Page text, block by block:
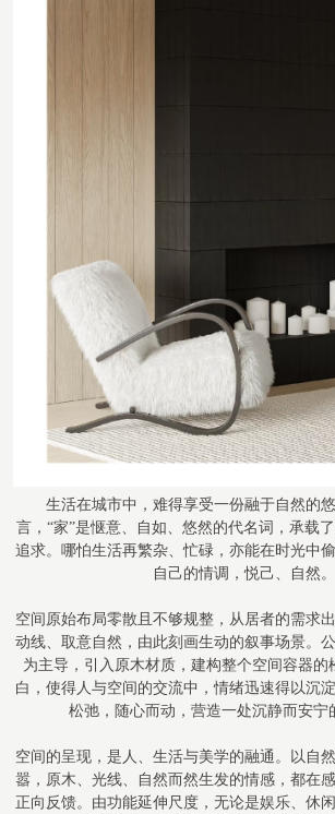
生活在城市中，难得享受一份融于自然的
言， “家”是惬意、自如、悠然的代名词，承载
追求。哪怕生活再繁杂、忙碌，亦能在时光中
自己的情调，悦己、自然。
空间原始布局零散且不够规整，从居者的需求
动线、取意自然，由此刻画生动的叙事场景。
为主导，引入原木材质，建构整个空间容器的
白，使得人与空间的交流中，情绪迅速得以沉
松弛，随心而动，营造一处沉静而安宁
空间的呈现，是人、生活与美学的融通。以自
嚣，原木、光线、自然而然生发的情感，都在
正向反馈。由功能延伸尺度，无论是娱乐、休